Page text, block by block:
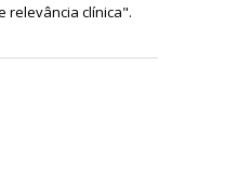
relevância clínica".